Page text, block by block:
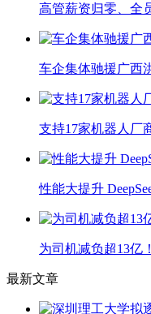
高管薪资归零、全
车企集体驰援广西
支持17家机器人厂
性能大提升
为司机减负超13亿
最新文章